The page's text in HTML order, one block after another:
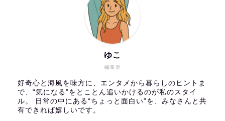
編集長
ゆこ
好奇心と海風を味方に、エンタメから暮らしのヒントま
で、“気になる”をとことん追いかけるのが私のスタイ
ル。 日常の中にある“ちょっと面白い”を、みなさんと共
有できれば嬉しいです。